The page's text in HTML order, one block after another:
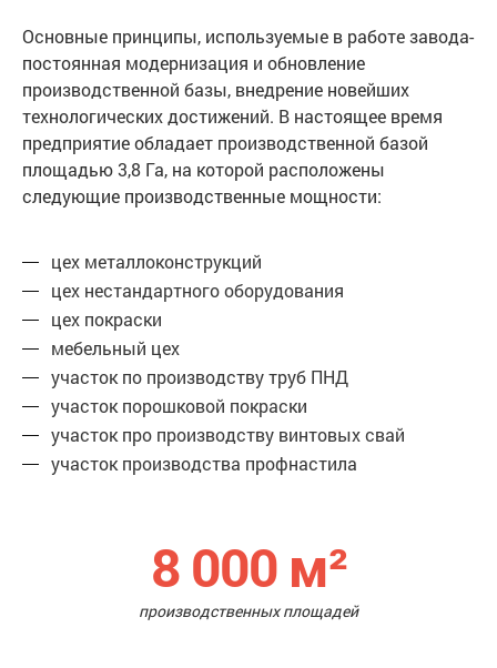
Основные принципы, используемые в работе завода-
постоянная модернизация и обновление
производственной базы, внедрение новейших
технологических достижений. В настоящее время
предприятие обладает производственной базой
площадью 3,8 Га, на которой расположены
следующие производственные мощности:
цех металлоконструкций
цех нестандартного оборудования
цех покраски
мебельный цех
участок по производству труб ПНД
участок порошковой покраски
участок про производству винтовых свай
участок производства профнастила
8 000 м²
производственных площадей